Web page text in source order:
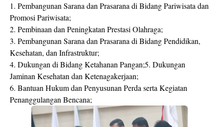
1. Pembangunan Sarana dan Prasarana di Bidang Pariwisata dan
Promosi Pariwisata;
2. Pembinaan dan Peningkatan Prestasi Olahraga;
3. Pembangunan Sarana dan Prasarana di Bidang Pendidikan,
Kesehatan, dan Infrastruktur;
4. Dukungan di Bidang Ketahanan Pangan;5. Dukungan
Jaminan Kesehatan dan Ketenagakerjaan;
6. Bantuan Hukum dan Penyusunan Perda serta Kegiatan
Penanggulangan Bencana;